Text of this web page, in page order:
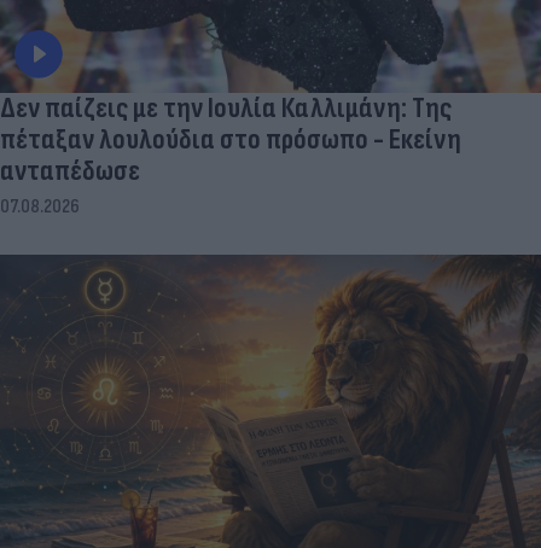
Δεν παίζεις με την Ιουλία Καλλιμάνη: Της
πέταξαν λουλούδια στο πρόσωπο - Εκείνη
ανταπέδωσε
07.08.2026